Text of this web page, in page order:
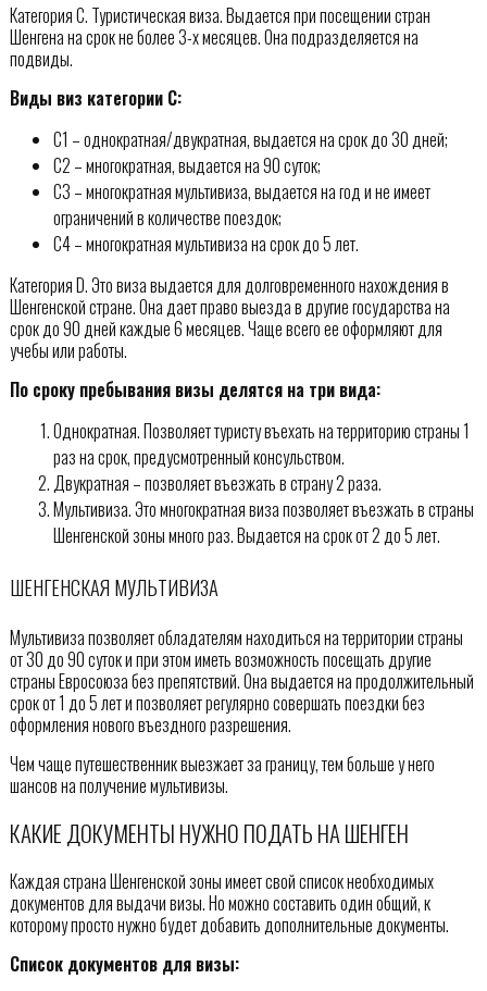
Категория С. Туристическая виза. Выдается при посещении стран
Шенгена на срок не более 3-х месяцев. Она подразделяется на
подвиды.
Виды виз категории С:
С1 – однократная/двукратная, выдается на срок до 30 дней;
С2 – многократная, выдается на 90 суток;
С3 – многократная мультивиза, выдается на год и не имеет
ограничений в количестве поездок;
С4 – многократная мультивиза на срок до 5 лет.
Категория D. Это виза выдается для долговременного нахождения в
Шенгенской стране. Она дает право выезда в другие государства на
срок до 90 дней каждые 6 месяцев. Чаще всего ее оформляют для
учебы или работы.
По сроку пребывания визы делятся на три вида:
Однократная. Позволяет туристу въехать на территорию страны 1
раз на срок, предусмотренный консульством.
Двукратная – позволяет въезжать в страну 2 раза.
Мультивиза. Это многократная виза позволяет въезжать в страны
Шенгенской зоны много раз. Выдается на срок от 2 до 5 лет.
ШЕНГЕНСКАЯ МУЛЬТИВИЗА
Мультивиза позволяет обладателям находиться на территории страны
от 30 до 90 суток и при этом иметь возможность посещать другие
страны Евросоюза без препятствий. Она выдается на продолжительный
срок от 1 до 5 лет и позволяет регулярно совершать поездки без
оформления нового въездного разрешения.
Чем чаще путешественник выезжает за границу, тем больше у него
шансов на получение мультивизы.
КАКИЕ ДОКУМЕНТЫ НУЖНО ПОДАТЬ НА ШЕНГЕН
Каждая страна Шенгенской зоны имеет свой список необходимых
документов для выдачи визы. Но можно составить один общий, к
которому просто нужно будет добавить дополнительные документы.
Список документов для визы: